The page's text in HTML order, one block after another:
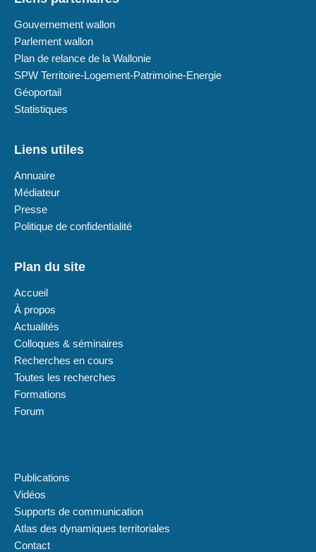
Gouvernement wallon
Parlement wallon
Plan de relance de la Wallonie
SPW Territoire-Logement-Patrimoine-Energie
Géoportail
Statistiques
Liens utiles
Annuaire
Médiateur
Presse
Politique de confidentialité
Plan du site
Accueil
À propos
Actualités
Colloques & séminaires
Recherches en cours
Toutes les recherches
Formations
Forum
Publications
Vidéos
Supports de communication
Atlas des dynamiques territoriales
Contact